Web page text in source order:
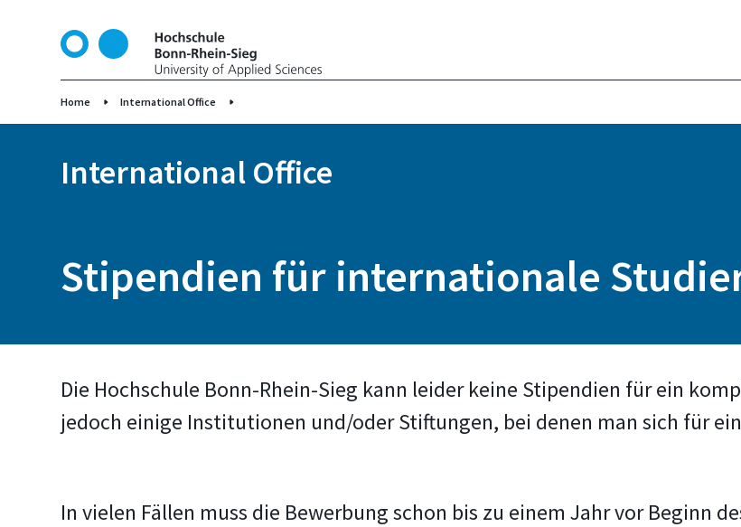
t
Home International Office
International Office
Stipendien für internationale
Die Hochschule Bonn-Rhein-Sieg kann leider keine Stipendien für ein
jedoch einige Institutionen und/oder Stiftungen, bei denen man sich für
In vielen Fällen muss die Bewerbung schon bis zu einem Jahr vor Beginn